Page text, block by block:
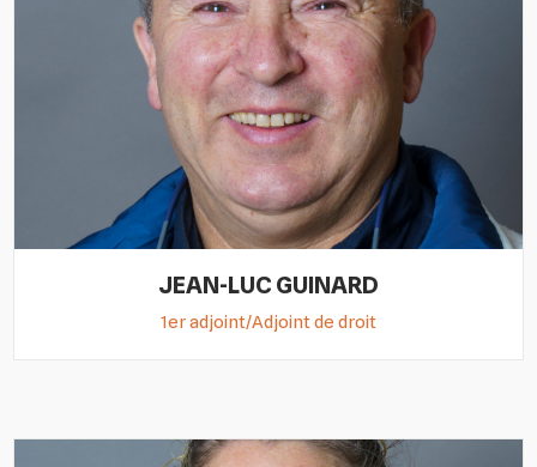
JEAN-LUC GUINARD
1er adjoint/Adjoint de droit